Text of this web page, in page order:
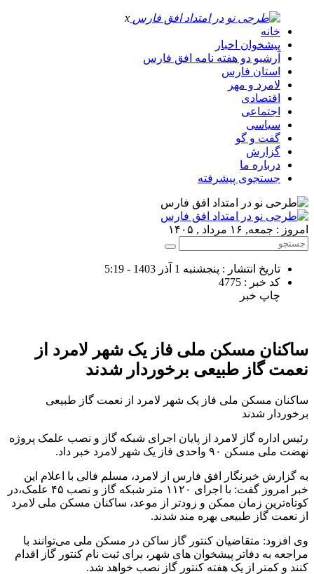
x
خانه
پیشخوان اخبار
آرشیو دو هفته نامه افق فارس
استان فارس
لامرد و مهر
اقتصادی
اجتماعی
سیاسی
گفت و گو
گزارش
درباره ما
جستجوی پیشرفته
امروز : جمعه, ۱۶ مرداد , ۱۴۰۵
تاریخ انتشار : پنجشنبه 1 آذر 1403 - 5:19
کد خبر : 4775
چاپ خبر
ساکنان مسکن ملی فاز یک شهر لامرد از
نعمت گاز طبیعی برخوردار شدند
ساکنان مسکن ملی فاز یک شهر لامرد از نعمت گاز طبیعی
برخوردار شدند
رئیس اداره گاز لامرد از پایان اجرای شبکه گاز و نصب علمک پروژه
نهضت ملی مسکن ۹۰ واحدی فاز یک شهر لامرد خبر داد.
به گزارش خبرنگار افق فارس از لامرد، مسلم فالی با اعلام این
خبر امروز گفت: با اجرای ۱۱۲۰ متر شبکه گاز و نصب ۴۵ علمک،در
کوتاه‌ترین زمان ممکن و زودتر از موعد، ساکنان مسکن ملی لامرد
از نعمت گاز طبیعی بهره مند شدند.
وی افزود: متقاضیان کنتور گاز ساکن در مسکن ملی می‌توانند با
مراجعه به دفاتر پیشخوان های شهر، برای ثبت نام کنتور گاز اقدام
کنند و کمتر از یک هفته کنتور گاز نصب خواهد شد.